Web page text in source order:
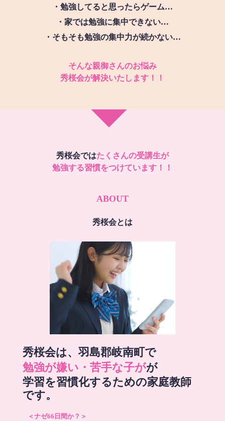
・勉強してると思ったらゲーム…
・家では勉強に集中できない…
・そもそも勉強の集中力が続かない…
そんな親御さんのお悩み
秀桜会が解決いたします！！
秀桜会ではたくさんの受講生が
勉強する習慣をつけています！！
ABOUT
秀桜会とは
秀桜会は、羽島郡岐南町で
勉強が嫌い・苦手な子がが
学習を習慣化するための家庭教師
です。
＜ナゼ66日間か？＞